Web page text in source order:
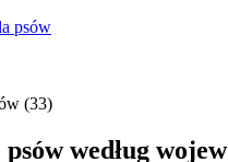
psów
(33)
według